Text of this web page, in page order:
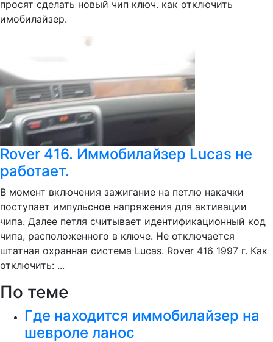
просят сделать новый чип ключ. как отключить
имобилайзер.
Rover 416. Иммобилайзер Lucas не
работает.
В момент включения зажигание на петлю накачки
поступает импульсное напряжения для активации
чипа. Далее петля считывает идентификационный код
чипа, расположенного в ключе. Не отключается
штатная охранная система Lucas. Rover 416 1997 г. Как
отключить: ...
По теме
Где находится иммобилайзер на
шевроле ланос